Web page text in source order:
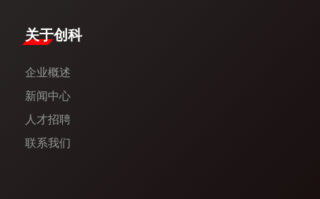
​关于创科​
企业概述
新闻中心​
人才招聘
联系我们